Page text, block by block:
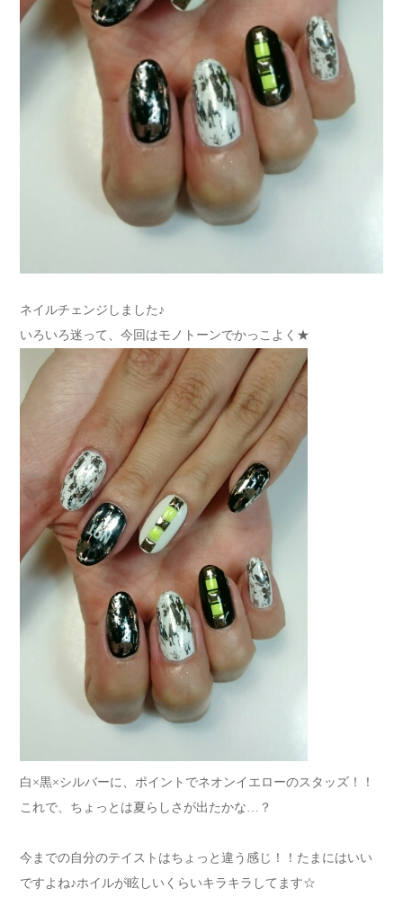
ネイルチェンジしました♪
いろいろ迷って、今回はモノトーンでかっこよく★
白×黒×シルバーに、ポイントでネオンイエローのスタッズ！！
これで、ちょっとは夏らしさが出たかな…？
今までの自分のテイストはちょっと違う感じ！！たまにはいい
ですよね♪ホイルが眩しいくらいキラキラしてます☆